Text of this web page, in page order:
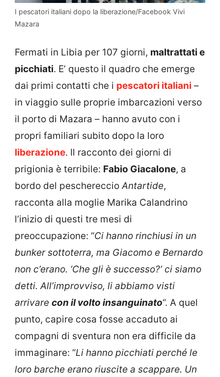
I pescatori italiani dopo la liberazione/Facebook Vivi
Mazara
Fermati in Libia per 107 giorni, maltrattati e
picchiati. E’ questo il quadro che emerge
dai primi contatti che i pescatori italiani –
in viaggio sulle proprie imbarcazioni verso
il porto di Mazara – hanno avuto con i
propri familiari subito dopo la loro
liberazione. Il racconto dei giorni di
prigionia è terribile: Fabio Giacalone, a
bordo del peschereccioAntartide,
racconta alla moglie Marika Calandrino
l’inizio di questi tre mesi di
preoccupazione: “Ci hanno rinchiusi in un
bunker sottoterra, ma Giacomo e Bernardo
non c’erano. ‘Che gli è successo?’ ci siamo
detti. All’improvviso, li abbiamo visti
arrivare con il volto insanguinato“. A quel
punto, capire cosa fosse accaduto ai
compagni di sventura non era difficile da
immaginare: “Li hanno picchiati perché le
loro barche erano riuscite a scappare. Un